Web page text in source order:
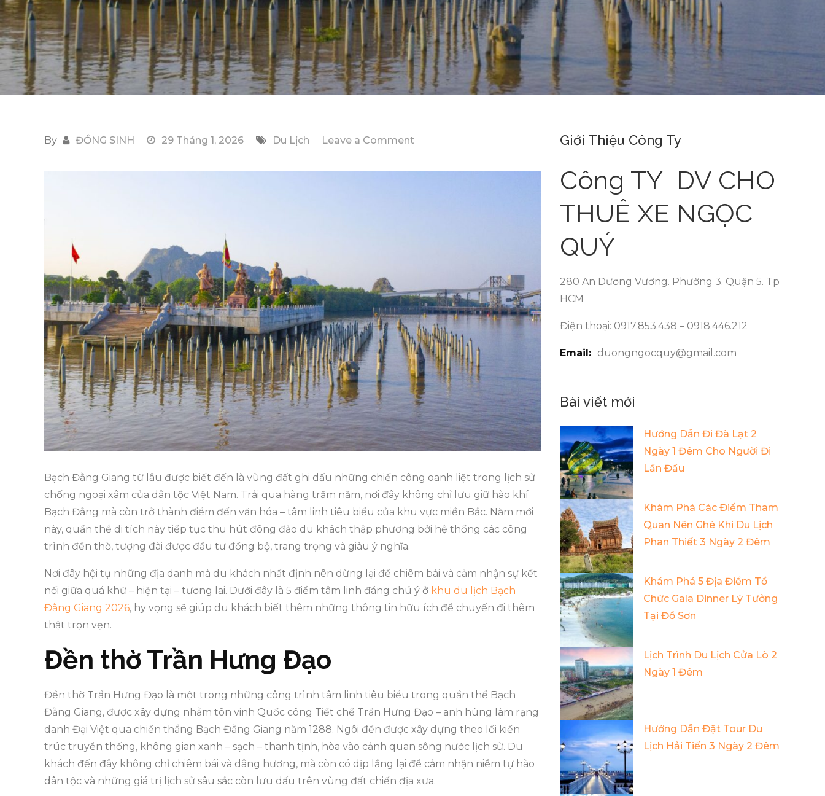
By ĐỒNG SINH 29 Tháng 1, 2026 Du Lịch Leave a Comment
Điểm
Bạch
Đằng
Giang
Năm
2026
Bạch Đằng Giang từ lâu được biết đến là vùng đất ghi dấu những chiến công oanh liệt trong lịch sử
chống ngoại xâm của dân tộc Việt Nam. Trải qua hàng trăm năm, nơi đây không chỉ lưu giữ hào khí
Bạch Đằng mà còn trở thành điểm đến văn hóa – tâm linh tiêu biểu của khu vực miền Bắc. Năm mới
này, quần thể di tích này tiếp tục thu hút đông đảo du khách thập phương bởi hệ thống các công
trình đền thờ, tượng đài được đầu tư đồng bộ, trang trọng và giàu ý nghĩa.
Nơi đây hội tụ những địa danh mà du khách nhất định nên dừng lại để chiêm bái và cảm nhận sự kết
nối giữa quá khứ – hiện tại – tương lai. Dưới đây là 5 điểm tâm linh đáng chú ý ở khu du lịch Bạch
Đằng Giang 2026, hy vọng sẽ giúp du khách biết thêm những thông tin hữu ích để chuyến đi thêm
thật trọn vẹn.
Đền thờ Trần Hưng Đạo
Đền thờ Trần Hưng Đạo là một trong những công trình tâm linh tiêu biểu trong quần thể Bạch
Đằng Giang, được xây dựng nhằm tôn vinh Quốc công Tiết chế Trần Hưng Đạo – anh hùng làm rạng
danh Đại Việt qua chiến thắng Bạch Đằng Giang năm 1288. Ngôi đền được xây dựng theo lối kiến
trúc truyền thống, không gian xanh – sạch – thanh tịnh, hòa vào cảnh quan sông nước lịch sử. Du
khách đến đây không chỉ chiêm bái và dâng hương, mà còn có dịp lắng lại để cảm nhận niềm tự hào
dân tộc và những giá trị lịch sử sâu sắc còn lưu dấu trên vùng đất chiến địa xưa.
Giới Thiệu Công Ty
Công TY DV CHO
THUÊ XE NGỌC
QUÝ
280 An Dương Vương. Phường 3. Quận 5. Tp
HCM
Điện thoại: 0917.853.438 – 0918.446.212
Email: duongngocquy@gmail.com
Bài viết mới
Hướng Dẫn Đi Đà Lạt 2
Ngày 1 Đêm Cho Người Đi
Lần Đầu
Khám Phá Các Điểm Tham
Quan Nên Ghé Khi Du Lịch
Phan Thiết 3 Ngày 2 Đêm
Khám Phá 5 Địa Điểm Tổ
Chức Gala Dinner Lý Tưởng
Tại Đồ Sơn
Lịch Trình Du Lịch Cửa Lò 2
Ngày 1 Đêm
Hướng Dẫn Đặt Tour Du
Lịch Hải Tiến 3 Ngày 2 Đêm